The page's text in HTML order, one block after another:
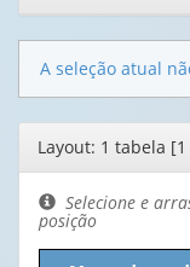
A seleção atual
Editor
de
layout
Layout: 1 tabela
Selecione e
posição